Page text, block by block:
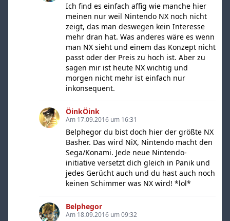
Ich find es einfach affig wie manche hier
meinen nur weil Nintendo NX noch nicht
zeigt, das man deswegen kein Interesse
mehr dran hat. Was anderes wäre es wenn
man NX sieht und einem das Konzept nicht
passt oder der Preis zu hoch ist. Aber zu
sagen mir ist heute NX wichtig und
morgen nicht mehr ist einfach nur
inkonsequent.
ÖinkÖink
Am 17.09.2016 um 16:31
Belphegor du bist doch hier der größte NX
Basher. Das wird NiX, Nintendo macht den
Sega/Konami. Jede neue Nintendo-
initiative versetzt dich gleich in Panik und
jedes Gerücht auch und du hast auch noch
keinen Schimmer was NX wird! *lol*
Belphegor
Am 18.09.2016 um 09:32